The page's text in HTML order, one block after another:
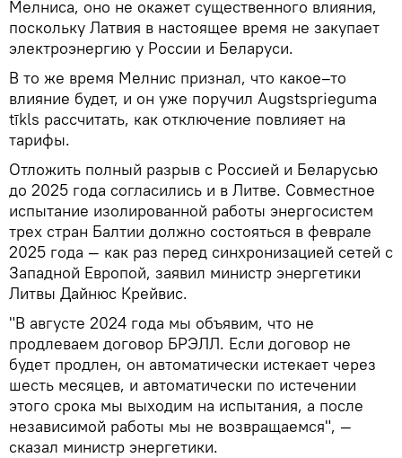
Мелниса, оно не окажет существенного влияния,
поскольку Латвия в настоящее время не закупает
электроэнергию у России и Беларуси.
В то же время Мелнис признал, что какое–то
влияние будет, и он уже поручил Augstsprieguma
tīkls рассчитать, как отключение повлияет на
тарифы.
Отложить полный разрыв с Россией и Беларусью
до 2025 года согласились и в Литве. Совместное
испытание изолированной работы энергосистем
трех стран Балтии должно состояться в феврале
2025 года — как раз перед синхронизацией сетей с
Западной Европой, заявил министр энергетики
Литвы Дайнюс Крейвис.
"В августе 2024 года мы объявим, что не
продлеваем договор БРЭЛЛ. Если договор не
будет продлен, он автоматически истекает через
шесть месяцев, и автоматически по истечении
этого срока мы выходим на испытания, а после
независимой работы мы не возвращаемся", —
сказал министр энергетики.